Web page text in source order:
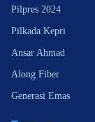
Pilpres 2024
Pilkada Kepri
Ansar Ahmad
Along Fiber
Generasi Emas